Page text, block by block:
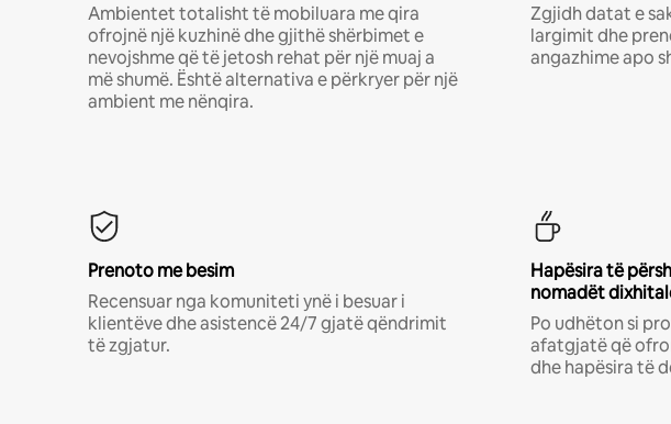
Ambientet totalisht të mobiluara me qira
ofrojnë një kuzhinë dhe gjithë shërbimet e
nevojshme që të jetosh rehat për një muaj a
më shumë. Është alternativa e përkryer për një
ambient me nënqira.
Zgjidh datat e
largimit dhe
angazhime apo
Prenoto me besim
Recensuar nga komuniteti ynë i besuar i
klientëve dhe asistencë 24/7 gjatë qëndrimit
të zgjatur.
Hapësira të
nomadët
Po udhëton si
afatgjatë që
dhe hapësira të